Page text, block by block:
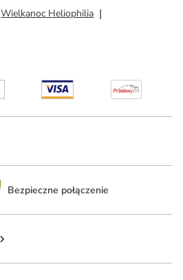
Wielkanoc Heliophilia
Bezpieczne połączenie